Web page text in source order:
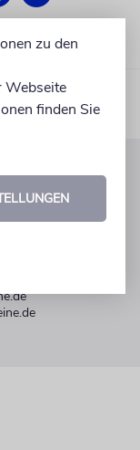
zu den
Webseite
finden Sie